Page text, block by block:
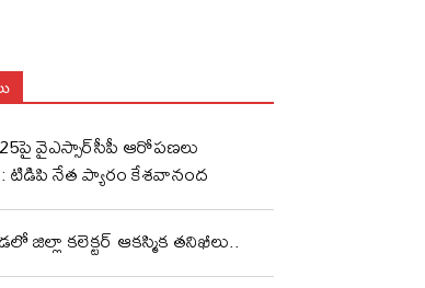
వైఎస్సార్‌సీపీ ఆరోపణలు
నేత ప్యారం కేశవానంద
జిల్లా కలెక్టర్ ఆకస్మిక తనిఖీలు..